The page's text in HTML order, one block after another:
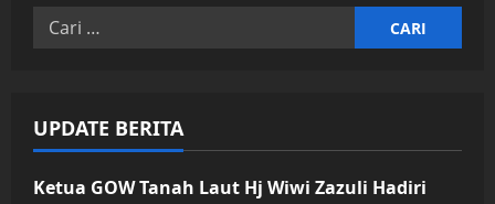
Cari
UPDATE BERITA
Ketua GOW Tanah Laut Hj Wiwi Zazuli Hadiri